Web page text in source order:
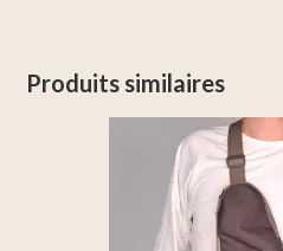
Produits similaires